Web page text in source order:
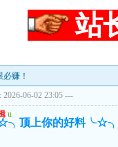
站
赚！
06-02 23:05 ---
u
顶上你的好料